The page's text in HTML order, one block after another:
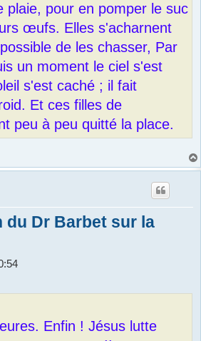
plaie, pour en pomper le suc
œufs. Elles s'acharnent
de les chasser, Par
un moment le ciel s'est
s'est caché ; il fait
Et ces filles de
peu à peu quitté la place.
du Dr Barbet sur la
Enfin ! Jésus lutte